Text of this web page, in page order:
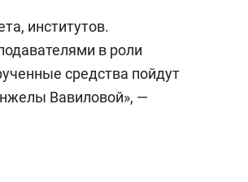
институтов.
в роли
средства пойдут
Вавиловой», —